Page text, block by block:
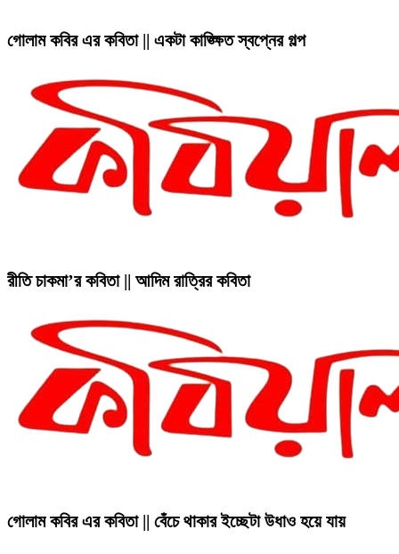
গোলাম কবির এর কবিতা || একটা কাঙ্ক্ষিত স্বপ্নের গল্প
রীতি চাকমা’র কবিতা || আদিম রাত্রির কবিতা
গোলাম কবির এর কবিতা || বেঁচে থাকার ইচ্ছেটা উধাও হয়ে যায়